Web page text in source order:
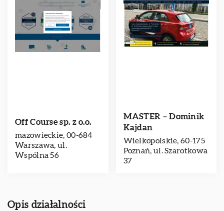
Off Course sp. z o.o.
mazowieckie, 00-684
Warszawa, ul.
Wspólna 56
MASTER – Dominik
Kajdan
Wielkopolskie, 60-175
Poznań, ul. Szarotkowa
37
Opis działalności